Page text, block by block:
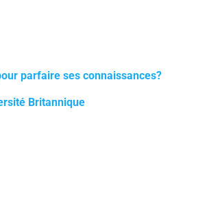
parfaire ses connaissances?
Britannique